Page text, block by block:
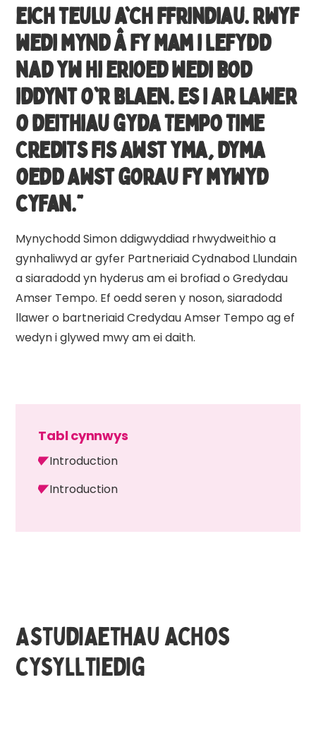
eich teulu a'ch ffrindiau. Rwyf
wedi mynd â fy Mam i lefydd
nad yw hi erioed wedi bod
iddynt o'r blaen. Es i ar lawer
o deithiau gyda Tempo Time
Credits fis Awst yma, dyma
oedd Awst gorau fy mywyd
cyfan.”
Mynychodd Simon ddigwyddiad rhwydweithio a
gynhaliwyd ar gyfer Partneriaid Cydnabod Llundain
a siaradodd yn hyderus am ei brofiad o Gredydau
Amser Tempo. Ef oedd seren y noson, siaradodd
llawer o bartneriaid Credydau Amser Tempo ag ef
wedyn i glywed mwy am ei daith.
Tabl cynnwys
Introduction
Introduction
Astudiaethau achos
cysylltiedig